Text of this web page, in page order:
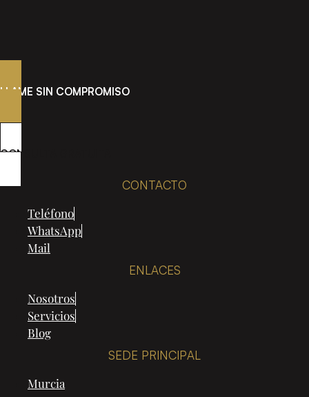
LLAME SIN COMPROMISO
CONSULTA GRATUITA
CONTACTO
Teléfono
WhatsApp
Mail
ENLACES
Nosotros
Servicios
Blog
SEDE PRINCIPAL
Murcia